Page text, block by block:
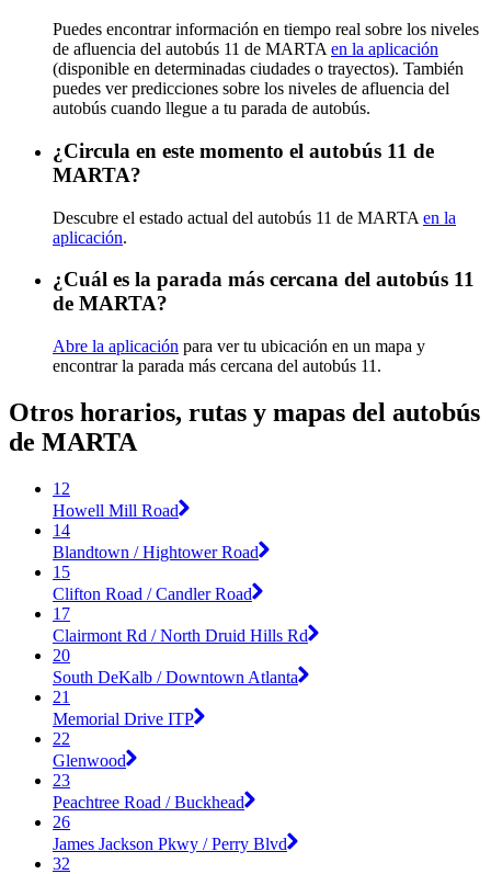
Puedes encontrar información en tiempo real sobre los niveles
de afluencia del autobús 11 de MARTA en la aplicación
(disponible en determinadas ciudades o trayectos). También
puedes ver predicciones sobre los niveles de afluencia del
autobús cuando llegue a tu parada de autobús.
¿Circula en este momento el autobús 11 de
MARTA?
Descubre el estado actual del autobús 11 de MARTA en la
aplicación.
¿Cuál es la parada más cercana del autobús 11
de MARTA?
Abre la aplicación para ver tu ubicación en un mapa y
encontrar la parada más cercana del autobús 11.
Otros horarios, rutas y mapas del autobús
de MARTA
12
Howell Mill Road
14
Blandtown / Hightower Road
15
Clifton Road / Candler Road
17
Clairmont Rd / North Druid Hills Rd
20
South DeKalb / Downtown Atlanta
21
Memorial Drive ITP
22
Glenwood
23
Peachtree Road / Buckhead
26
James Jackson Pkwy / Perry Blvd
32